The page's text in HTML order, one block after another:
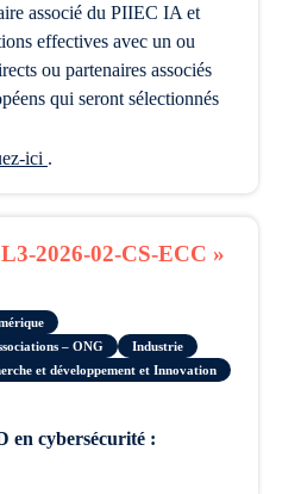
associé du PIIEC IA et
effectives avec un ou
ou partenaires associés
qui seront sélectionnés
ici .
2026-02-CS-ECC »
– ONG
Industrie
et développement et Innovation
en cybersécurité :